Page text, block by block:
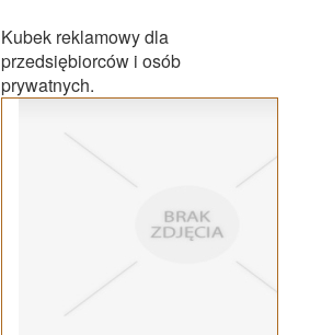
Kubek reklamowy dla
przedsiębiorców i osób
prywatnych.